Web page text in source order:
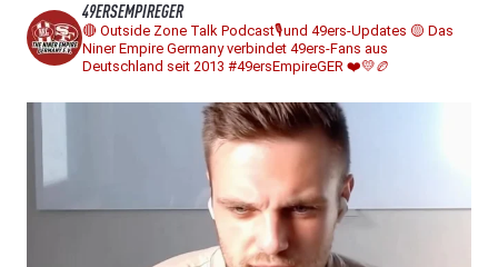
49ERSEMPIREGER
🔴 Outside Zone Talk Podcast🎙️und 49ers-Updates 🟡 Das
Niner Empire Germany verbindet 49ers-Fans aus
Deutschland seit 2013 #49ersEmpireGER ❤️💛🏉